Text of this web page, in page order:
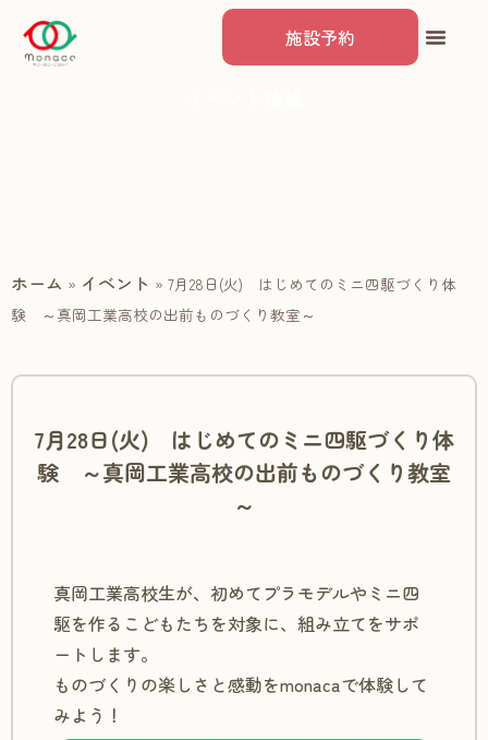
施設予約
ホーム » イベント » 7月28日(火) はじめてのミニ四駆づくり体
験 ～真岡工業高校の出前ものづくり教室～
7月28日(火) はじめてのミニ四駆づくり体
験 ～真岡工業高校の出前ものづくり教室
～
真岡工業高校生が、初めてプラモデルやミニ四
駆を作るこどもたちを対象に、組み立てをサポ
ートします。
ものづくりの楽しさと感動をmonacaで体験して
みよう！